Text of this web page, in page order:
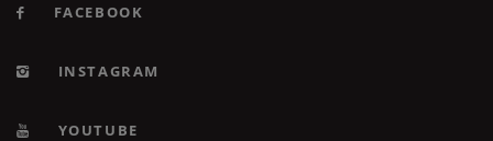
FACEBOOK
INSTAGRAM
YOUTUBE